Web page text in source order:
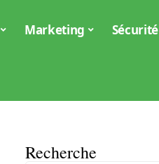
Marketing Sécurité
Recherche